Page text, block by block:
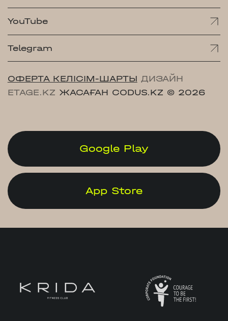
YouTube
Telegram
ОФЕРТА КЕЛІСІМ-ШАРТЫ ДИЗАЙН
ETAGE.KZ ЖАСАҒАН CODUS.KZ © 2026
Google Play
App Store